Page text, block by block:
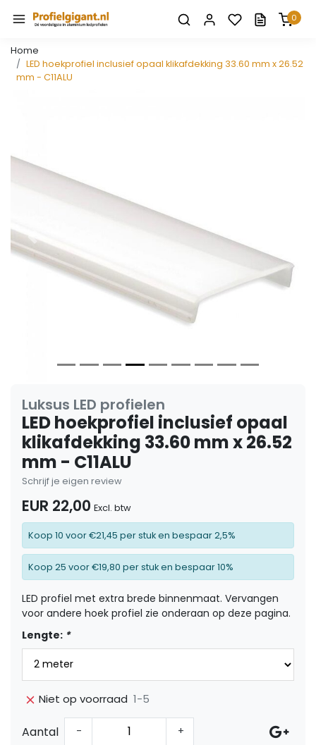
0
Home
LED hoekprofiel inclusief opaal klikafdekking 33.60 mm x 26.52
mm - C11ALU
Vorige
Luksus LED profielen
LED hoekprofiel inclusief opaal
klikafdekking 33.60 mm x 26.52
mm - C11ALU
Schrijf je eigen review
EUR 22,00 Excl. btw
Koop 10 voor €21,45 per stuk en bespaar 2,5%
Koop 25 voor €19,80 per stuk en bespaar 10%
LED profiel met extra brede binnenmaat. Vervangen
voor andere hoek profiel zie onderaan op deze pagina.
Lengte: *
Niet op voorraad 1-5
Aantal - +